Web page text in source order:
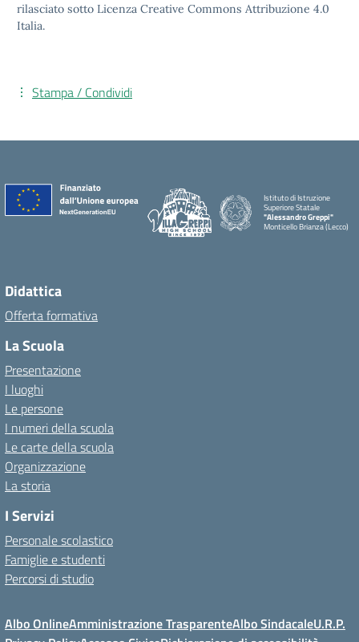
rilasciato sotto Licenza Creative Commons Attribuzione 4.0
Italia.
Stampa / Condividi
Istituto di Istruzione
Superiore Statale
"Alessandro Greppi"
Monticello Brianza (Lecco)
Didattica
Offerta formativa
La Scuola
Presentazione
I luoghi
Le persone
I numeri della scuola
Le carte della scuola
Organizzazione
La storia
I Servizi
Personale scolastico
Famiglie e studenti
Percorsi di studio
Albo OnlineAmministrazione TrasparenteAlbo SindacaleU.R.P.